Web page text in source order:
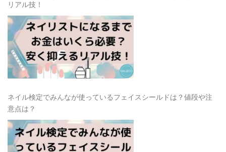
リアル技！
ネイル検定でみんなが使っているフェイスシールドは？値段や注
意点は？